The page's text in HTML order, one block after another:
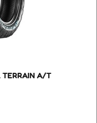
TERRAIN A/T